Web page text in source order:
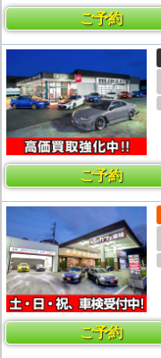
ご予約
ご予約
ご予約